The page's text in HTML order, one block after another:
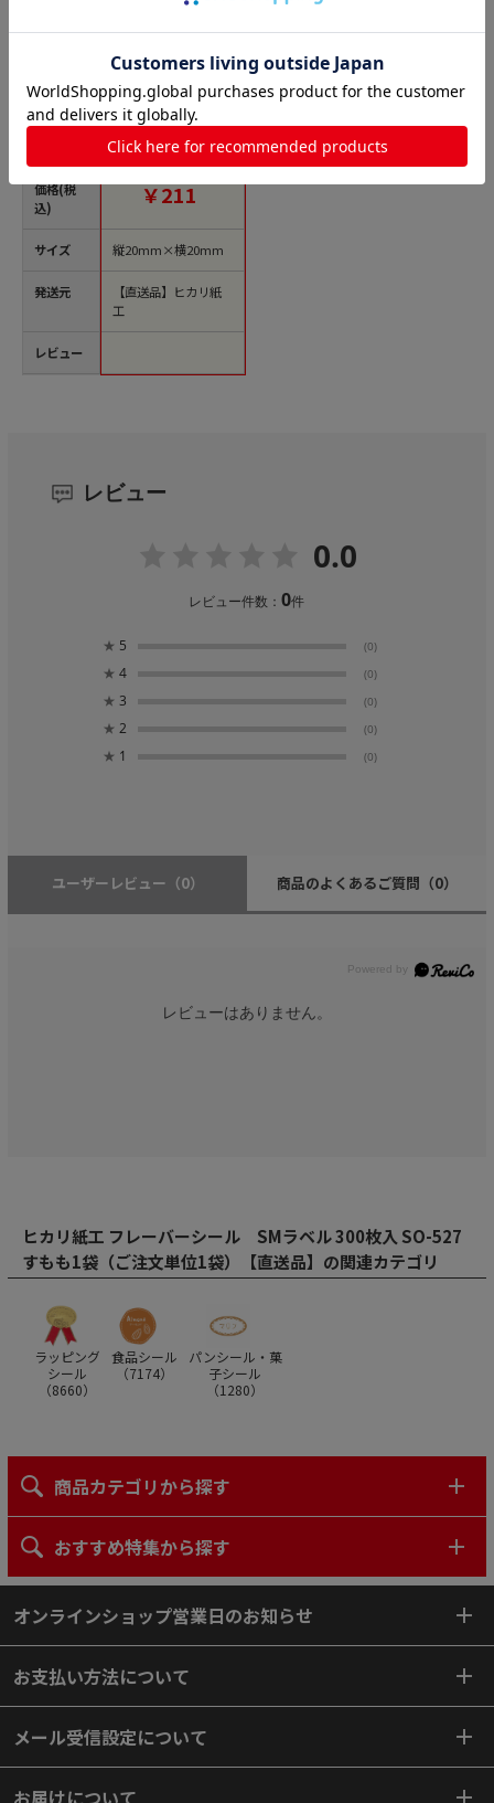
商品名
価格(税
込)
サイズ
発送元
レビュー
ヒカリ紙工 フレーバ
ーシール SMラベル
300枚入 SO-527 すも
も1袋（ご注文単位1
袋）【直送品】
￥211
縦20mm×横20mm
【直送品】ヒカリ紙
工
レビュー
0.0
レビュー件数：0件
★ 5 (0)
★ 4 (0)
★ 3 (0)
★ 2 (0)
★ 1 (0)
ユーザーレビュー （0） 商品のよくあるご質問 （0）
レビューはありません。
ヒカリ紙工 フレーバーシール SMラベル 300枚入 SO-527
すもも1袋（ご注文単位1袋）【直送品】の関連カテゴリ
ラッピング
シール
（8660）
食品シール
（7174）
パンシール・菓
子シール
（1280）
商品カテゴリから探す
おすすめ特集から探す
オンラインショップ営業日のお知らせ
お支払い方法について
メール受信設定について